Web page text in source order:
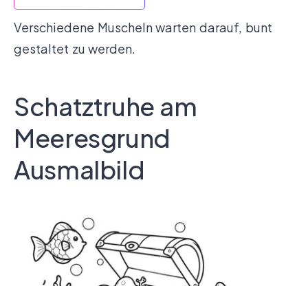
Verschiedene Muscheln warten darauf, bunt
gestaltet zu werden.
Schatztruhe am
Meeresgrund
Ausmalbild